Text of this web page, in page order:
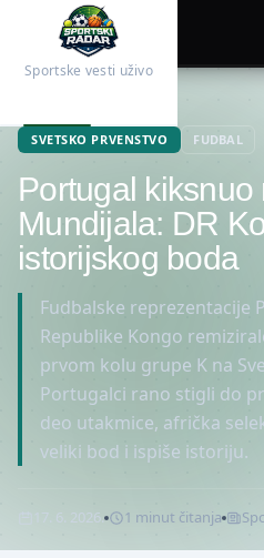
Sportske vesti uživo
SVETSKO PRVENSTVO FUDBAL
Portugal kiksnuo
Mundijala: DR
istorijskog boda
Fudbalske reprezentacije
Republike Kongo
prvom kolu grupe K na
Portugalci rano stigli do
deo utakmice, afrička
veliki bod i ispiše istoriju.
17. 6. 2026. 1 minut čitanja